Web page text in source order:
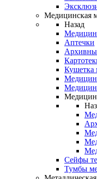
Медицинская
Назад
Аптечки
Кушетка
Сейфы
Тумбы